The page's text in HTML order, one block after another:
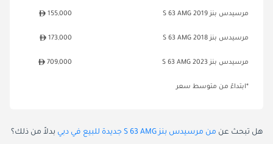
مرسيدس بنز S 63 AMG 2019 155,000
مرسيدس بنز S 63 AMG 2018 173,000
مرسيدس بنز S 63 AMG 2023 709,000
*ابتداءً من متوسط سعر
هل تبحث عن من مرسيدس بنز S 63 AMG جديدة للبيع في دبي بدلاً من ذلك؟